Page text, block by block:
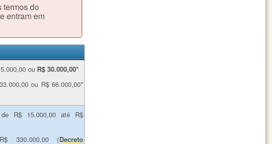
do
entram em
ou R$ 30.000,00*
ou R$ 66.000,00*
de R$ 15.000,00 até R$
330.000,00 (Decreto